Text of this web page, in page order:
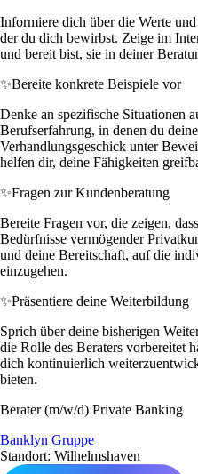
Informiere dich über die Werte
der du dich bewirbst. Zeige im
und bereit bist, sie in deiner
✨Bereite konkrete Beispiele vor
Denke an spezifische Situationen
Berufserfahrung, in denen du
Verhandlungsgeschick unter
helfen dir, deine Fähigkeiten
✨Fragen zur Kundenberatung
Bereite Fragen vor, die zeigen,
Bedürfnisse vermögender
und deine Bereitschaft, auf die
einzugehen.
✨Präsentiere deine Weiterbildung
Sprich über deine bisherigen
die Rolle des Beraters vorbereitet
dich kontinuierlich
bieten.
Berater (m/w/d) Private Banking
Banklyn Gruppe
Standort: Wilhelmshaven